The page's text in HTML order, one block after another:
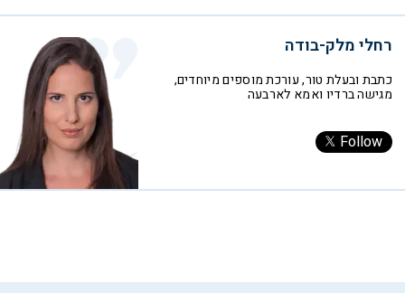
רחלי מלק-בודה
כתבת ובעלת טור, עורכת מוספים מיוחדים,
מגישה ברדיו ואמא לארבעה
Follow